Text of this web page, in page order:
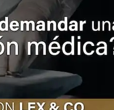
que se quieren
responder a las
qué ocurrió, cómo se
fueron los
involucrados.
relato como una
panorama más